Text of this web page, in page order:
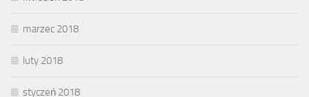
marzec 2018
luty 2018
styczeń 2018